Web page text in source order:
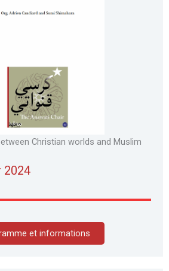
Christian worlds and Muslim
2024
et informations